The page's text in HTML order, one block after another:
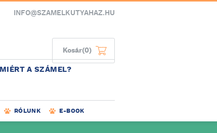
INFO@SZAMELKUTYAHAZ.HU
Kosár(0)
MIÉRT A SZÁMEL?
RÓLUNK E-BOOK